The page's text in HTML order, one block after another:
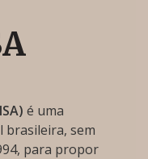
é uma
brasileira, sem
para propor